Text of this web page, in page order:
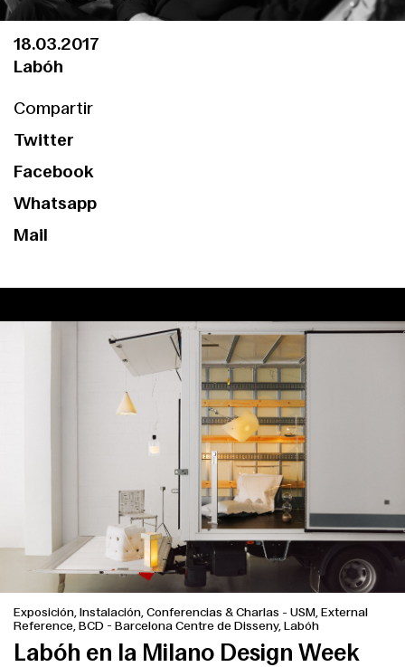
18.03.2017
Labóh
Compartir
Twitter
Facebook
Whatsapp
Mail
Exposición, Instalación, Conferencias & Charlas - USM, External
Reference, BCD - Barcelona Centre de Disseny, Labóh
Labóh en la Milano Design Week